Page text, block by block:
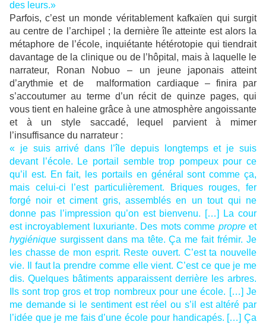
des leurs.»
Parfois, c’est un monde véritablement kafkaïen qui surgit
au centre de l’archipel ; la dernière île atteinte est alors la
métaphore de l’école, inquiétante hétérotopie qui tiendrait
davantage de la clinique ou de l’hôpital, mais à laquelle le
narrateur, Ronan Nobuo – un jeune japonais atteint
d’arythmie et de malformation cardiaque – finira par
s’accoutumer au terme d’un récit de quinze pages, qui
vous tient en haleine grâce à une atmosphère angoissante
et à un style saccadé, lequel parvient à mimer
l’insuffisance du narrateur :
« je suis arrivé dans l’île depuis longtemps et je suis
devant l’école. Le portail semble trop pompeux pour ce
qu’il est. En fait, les portails en général sont comme ça,
mais celui-ci l’est particulièrement. Briques rouges, fer
forgé noir et ciment gris, assemblés en un tout qui ne
donne pas l’impression qu’on est bienvenu. […] La cour
est incroyablement luxuriante. Des mots comme propreet
hygiénique surgissent dans ma tête. Ça me fait frémir. Je
les chasse de mon esprit. Reste ouvert. C’est ta nouvelle
vie. Il faut la prendre comme elle vient. C’est ce que je me
dis. Quelques bâtiments apparaissent derrière les arbres.
Ils sont trop gros et trop nombreux pour une école. […] Je
me demande si le sentiment est réel ou s’il est altéré par
l’idée que je me fais d’une école pour handicapés. […] Ça